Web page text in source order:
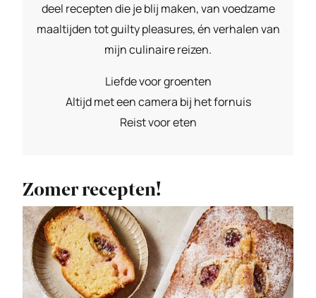
deel recepten die je blij maken, van voedzame
maaltijden tot guilty pleasures, én verhalen van
mijn culinaire reizen.
Liefde voor groenten
Altijd met een camera bij het fornuis
Reist voor eten
Zomer recepten!